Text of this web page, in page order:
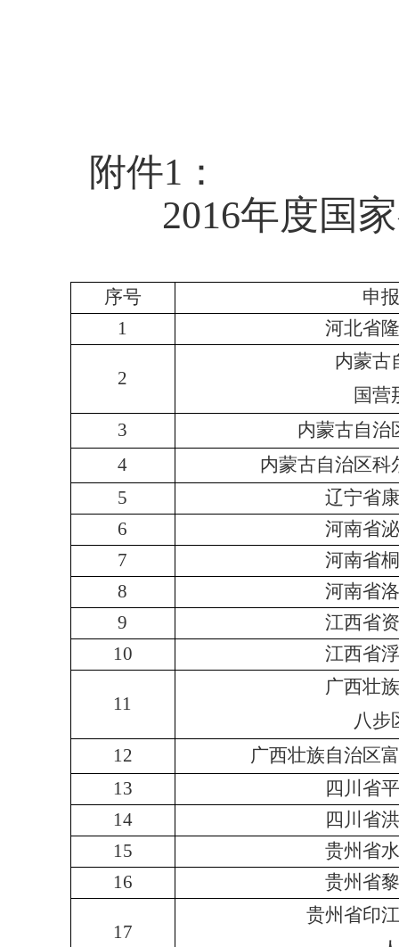
附件1：
2016年度国
序号
申
1
河北省
2
内蒙古
国营
3
内蒙古自治
4
内蒙古自治区科
5
辽宁省
6
河南省
7
河南省
8
河南省
9
江西省
10
江西省
11
广西壮
八步
12
广西壮族自治区
13
四川省
14
四川省
15
贵州省
16
贵州省
17
贵州省印